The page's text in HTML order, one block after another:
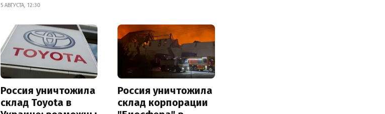
5 АВГУСТА, 12:30
Россия уничтожила
склад Toyota в
Россия уничтожила
склад корпорации